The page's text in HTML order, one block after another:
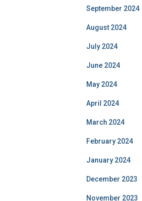
September 2024
August 2024
July 2024
June 2024
May 2024
April 2024
March 2024
February 2024
January 2024
December 2023
November 2023